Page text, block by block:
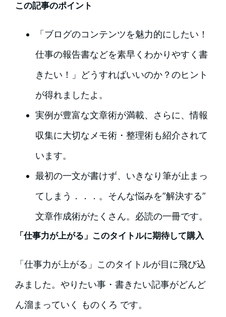
この記事のポイント
「ブログのコンテンツを魅力的にしたい！
仕事の報告書などを素早くわかりやすく書
きたい！」どうすればいいのか？のヒント
が得れましたよ。
実例が豊富な文章術が満載、さらに、情報
収集に大切なメモ術・整理術も紹介されて
います。
最初の一文が書けず、いきなり筆が止まっ
てしまう．．．。そんな悩みを”解決する”
文章作成術がたくさん。必読の一冊です。
「仕事力が上がる」このタイトルに期待して購入
「仕事力が上がる」このタイトルが目に飛び込
みました。やりたい事・書きたい記事がどんど
ん溜まっていく ものくろ です。